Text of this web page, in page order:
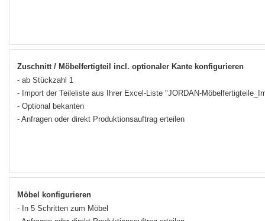
Zuschnitt / Möbelfertigteil incl. optionaler Kante konfigurieren
- ab Stückzahl 1
- Import der Teileliste aus Ihrer Excel-Liste "JORDAN-
- Optional bekanten
- Anfragen oder direkt Produktionsauftrag erteilen
Möbel konfigurieren
- In 5 Schritten zum Möbel